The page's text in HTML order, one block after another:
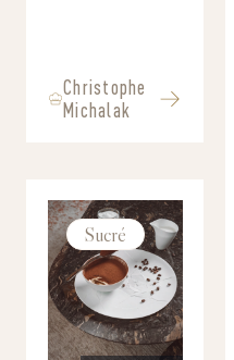
Christophe
Michalak
Sucré